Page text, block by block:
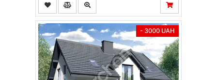
- 3000 UAH